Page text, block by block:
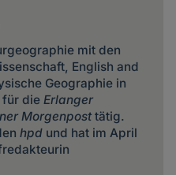
mit den
English and
Geographie in
für die Erlanger
Morgenposttätig.
hpdund hat im April